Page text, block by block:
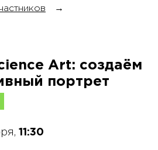
→
Art: создаём
портрет
11:30